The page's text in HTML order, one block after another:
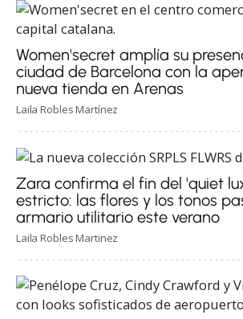
Women'secret amplía su
ciudad de Barcelona con la
nueva tienda en Arenas
Laila Robles Martínez
Zara confirma el fin del 'quiet
estricto: las flores y los tonos
armario utilitario este verano
Laila Robles Martinez